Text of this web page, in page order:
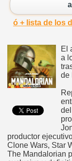
ó + lista de los
El
a
de
productor
Clone Wars, Star
The Mandalorian